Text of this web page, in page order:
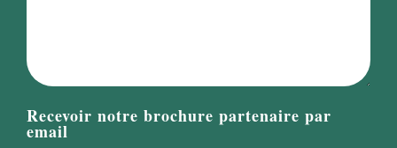
Recevoir notre brochure partenaire par
email